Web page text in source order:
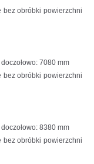
bez obróbki powierzchni
7080 mm
bez obróbki powierzchni
8380 mm
bez obróbki powierzchni